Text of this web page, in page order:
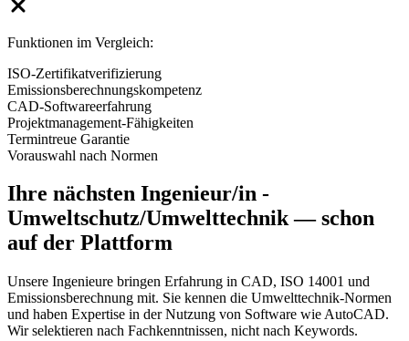
Funktionen im Vergleich:
ISO-Zertifikatverifizierung
Emissionsberechnungskompetenz
CAD-Softwareerfahrung
Projektmanagement-Fähigkeiten
Termintreue Garantie
Vorauswahl nach Normen
Ihre nächsten Ingenieur/in -
Umweltschutz/Umwelttechnik— schon
auf der Plattform
Unsere Ingenieure bringen Erfahrung in CAD, ISO 14001 und
Emissionsberechnung mit. Sie kennen die Umwelttechnik-Normen
und haben Expertise in der Nutzung von Software wie AutoCAD.
Wir selektieren nach Fachkenntnissen, nicht nach Keywords.